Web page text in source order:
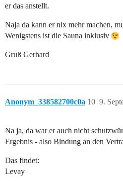
er das anstellt.
Naja da kann er nix mehr machen,
Wenigstens ist die Sauna inklusiv
Gruß Gerhard
Anonym_338582700c0a 9.
10
Na ja, da war er auch nicht
Ergebnis - also Bindung an den
Das findet:
Levay